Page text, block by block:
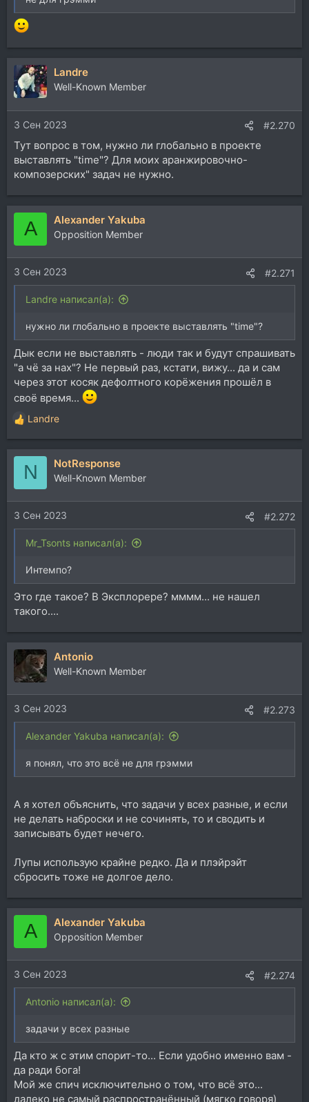
Landre
Well-Known Member
3 Сен 2023 #2.270
Тут вопрос в том, нужно ли глобально в проекте
выставлять "time"? Для моих аранжировочно-
композерских" задач не нужно.
A Alexander Yakuba
Opposition Member
3 Сен 2023 #2.271
Landre написал(а):
нужно ли глобально в проекте выставлять "time"?
Дык если не выставлять - люди так и будут спрашивать
"а чё за нах"? Не первый раз, кстати, вижу... да и сам
через этот косяк дефолтного корёжения прошёл в
своё время...
Р
е
а
и
и
:
Landre
N NotResponse
Well-Known Member
3 Сен 2023 #2.272
Mr_Tsonts написал(а):
Интемпо?
Это где такое? В Эксплорере? мммм... не нашел
такого....
Antonio
Well-Known Member
3 Сен 2023 #2.273
Alexander Yakuba написал(а):
я понял, что это всё не для грэмми
А я хотел объяснить, что задачи у всех разные, и если
не делать наброски и не сочинять, то и сводить и
записывать будет нечего.
Лупы использую крайне редко. Да и плэйрэйт
сбросить тоже не долгое дело.
A Alexander Yakuba
Opposition Member
3 Сен 2023 #2.274
Antonio написал(а):
задачи у всех разные
Да кто ж с этим спорит-то... Если удобно именно вам -
да ради бога!
Мой же спич исключительно о том, что всё это...
далеко не самый распространённый (мягко говоря)